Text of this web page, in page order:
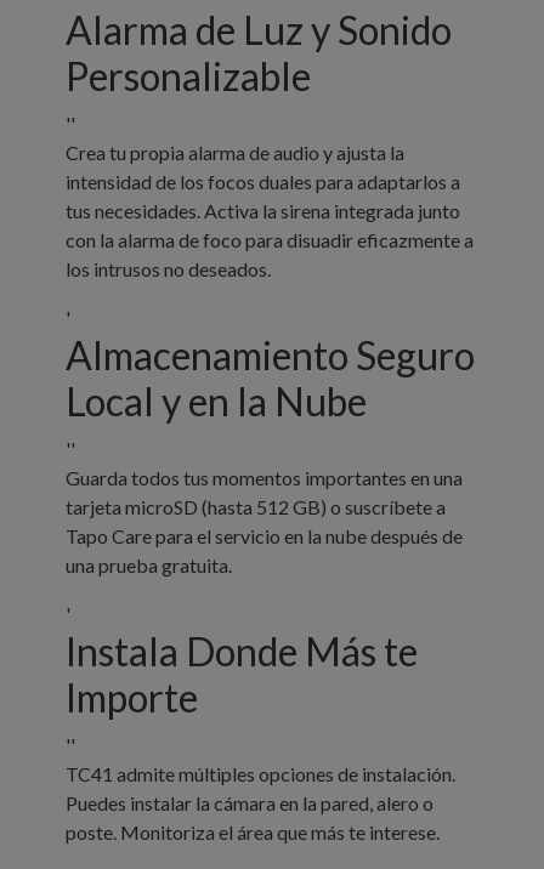
Alarma de Luz y Sonido
Personalizable
''
Crea tu propia alarma de audio y ajusta la
intensidad de los focos duales para adaptarlos a
tus necesidades. Activa la sirena integrada junto
con la alarma de foco para disuadir eficazmente a
los intrusos no deseados.
'
Almacenamiento Seguro
Local y en la Nube
''
Guarda todos tus momentos importantes en una
tarjeta microSD (hasta 512 GB) o suscríbete a
Tapo Care para el servicio en la nube después de
una prueba gratuita.
'
Instala Donde Más te
Importe
''
TC41 admite múltiples opciones de instalación.
Puedes instalar la cámara en la pared, alero o
poste. Monitoriza el área que más te interese.